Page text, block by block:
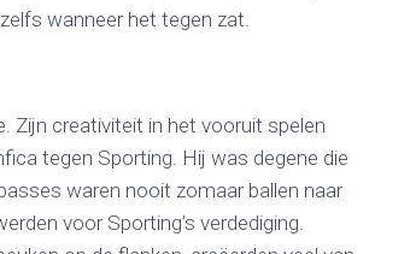
wanneer het tegen zat.
Zijn creativiteit in het vooruit spelen
tegen Sporting. Hij was degene die
waren nooit zomaar ballen naar
voor Sporting’s verdediging.